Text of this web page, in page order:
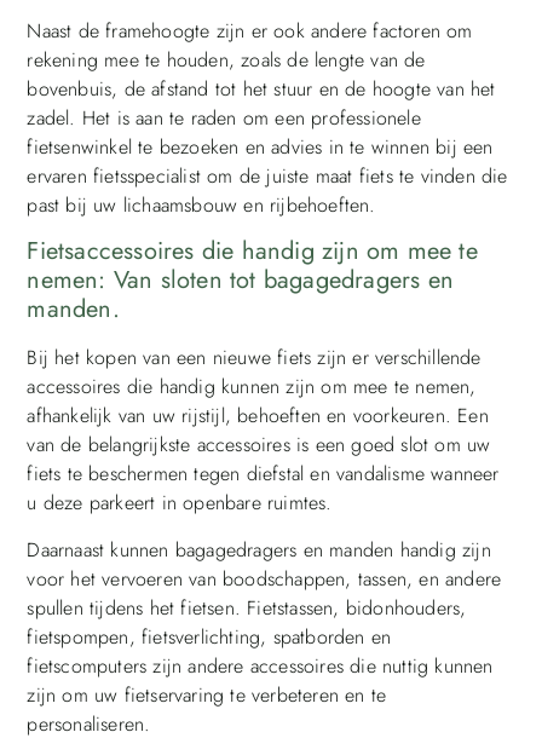
Naast de framehoogte zijn er ook andere factoren om
rekening mee te houden, zoals de lengte van de
bovenbuis, de afstand tot het stuur en de hoogte van het
zadel. Het is aan te raden om een professionele
fietsenwinkel te bezoeken en advies in te winnen bij een
ervaren fietsspecialist om de juiste maat fiets te vinden die
past bij uw lichaamsbouw en rijbehoeften.
Fietsaccessoires die handig zijn om mee te
nemen: Van sloten tot bagagedragers en
manden.
Bij het kopen van een nieuwe fiets zijn er verschillende
accessoires die handig kunnen zijn om mee te nemen,
afhankelijk van uw rijstijl, behoeften en voorkeuren. Een
van de belangrijkste accessoires is een goed slot om uw
fiets te beschermen tegen diefstal en vandalisme wanneer
u deze parkeert in openbare ruimtes.
Daarnaast kunnen bagagedragers en manden handig zijn
voor het vervoeren van boodschappen, tassen, en andere
spullen tijdens het fietsen. Fietstassen, bidonhouders,
fietspompen, fietsverlichting, spatborden en
fietscomputers zijn andere accessoires die nuttig kunnen
zijn om uw fietservaring te verbeteren en te
personaliseren.